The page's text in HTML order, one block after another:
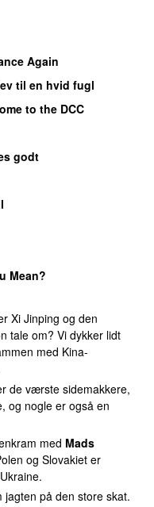
Again
til en hvid fugl
to the DCC
godt
Mean?
Xi Jinping og den
tale om? Vi dykker lidt
med Kina-
de værste sidemakkere,
og nogle er også en
med Mads
og Slovakiet er
på den store skat.